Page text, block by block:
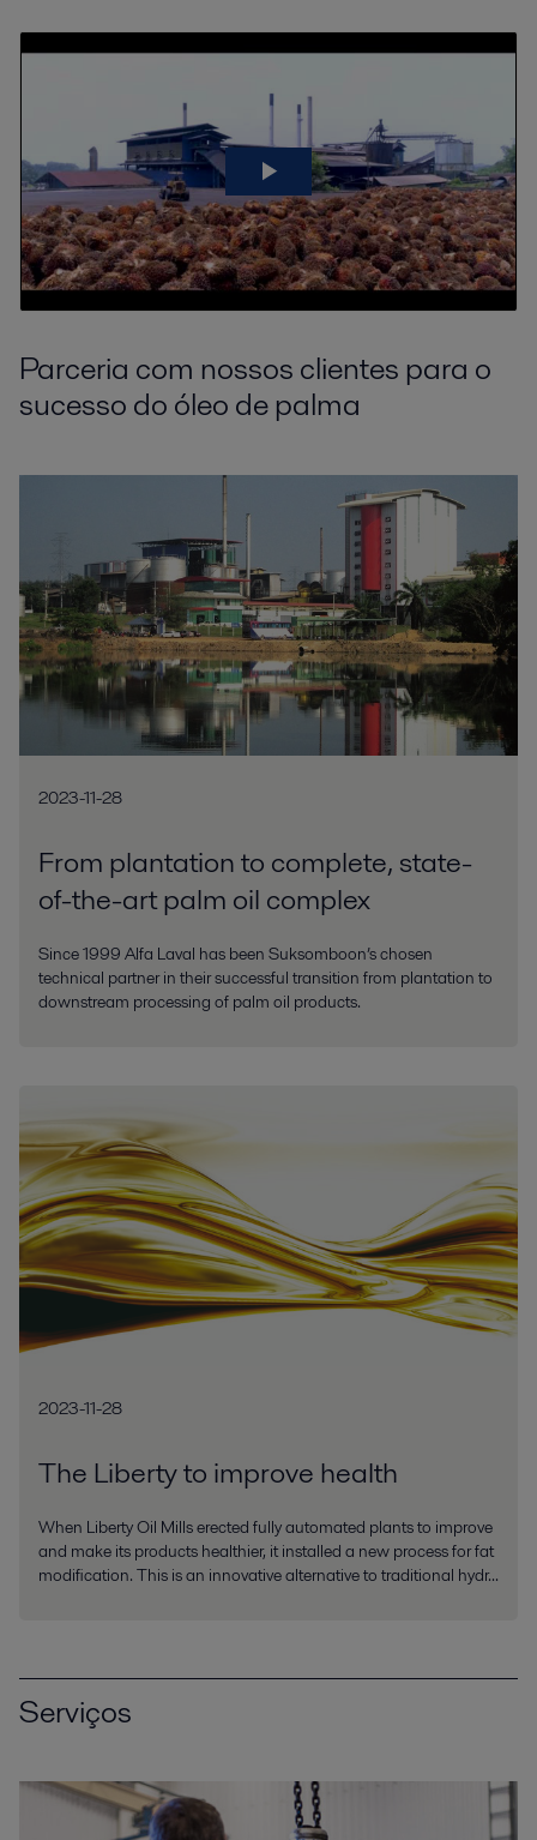
Parceria com nossos clientes para o
sucesso do óleo de palma
2023-11-28
From plantation to complete, state-
of-the-art palm oil complex
Since 1999 Alfa Laval has been Suksomboon’s chosen
technical partner in their successful transition from plantation to
downstream processing of palm oil products.
2023-11-28
The Liberty to improve health
When Liberty Oil Mills erected fully automated plants to improve
and make its products healthier, it installed a new process for fat
modification. This is an innovative alternative to traditional hydr...
Serviços